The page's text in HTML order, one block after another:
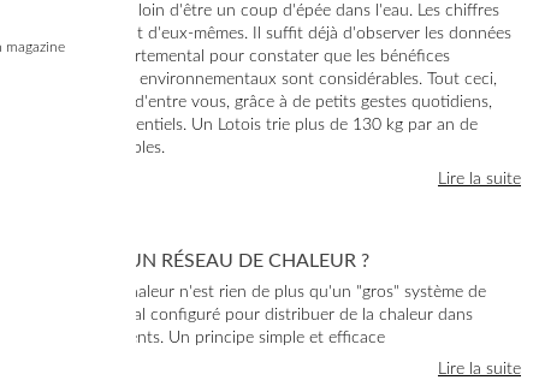
magazine
Le recyclage est loin d'être un coup d'épée dans l'eau. Les chiffres
sont là et parlent d'eux-mêmes. Il suffit déjà d'observer les données
sur le plan départemental pour constater que les bénéfices
économiques et environnementaux sont considérables. Tout ceci,
grâce à chacun d'entre vous, grâce à de petits gestes quotidiens,
simples mais essentiels. Un Lotois trie plus de 130 kg par an de
déchets recyclables.
Lire la suite
C'EST QUOI UN RÉSEAU DE CHALEUR ?
Un réseau de chaleur n'est rien de plus qu'un "gros" système de
chauffage central configuré pour distribuer de la chaleur dans
plusieurs bâtiments. Un principe simple et efficace
Lire la suite